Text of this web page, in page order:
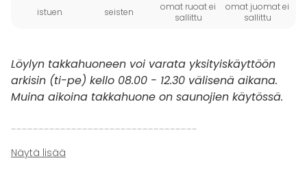
istuen seisten
omat ruoat ei
sallittu
omat juomat ei
sallittu
Löylyn takkahuoneen voi varata yksityiskäyttöön
arkisin (ti-pe) kello 08.00 - 12.30 välisenä aikana.
Muina aikoina takkahuone on saunojien käytössä.
----------------------------------
Löyly tarjoaa upeita elämyksiä niin helsinkiläisille
kuin muualta tulleille. Löyly on nähtävyys jo
Näytä lisää